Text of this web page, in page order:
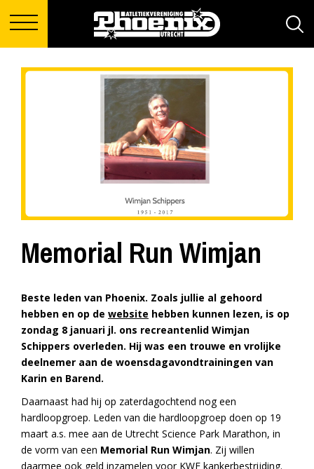
Memorial Run Wimjan
Beste leden van Phoenix. Zoals jullie al gehoord
hebben en op de website hebben kunnen lezen, is op
zondag 8 januari jl. ons recreantenlid Wimjan
Schippers overleden. Hij was een trouwe en vrolijke
deelnemer aan de woensdagavondtrainingen van
Karin en Barend.
Daarnaast had hij op zaterdagochtend nog een
hardloopgroep. Leden van die hardloopgroep doen op 19
maart a.s. mee aan de Utrecht Science Park Marathon, in
de vorm van een Memorial Run Wimjan. Zij willen
daarmee ook geld inzamelen voor KWF kankerbestrijding.